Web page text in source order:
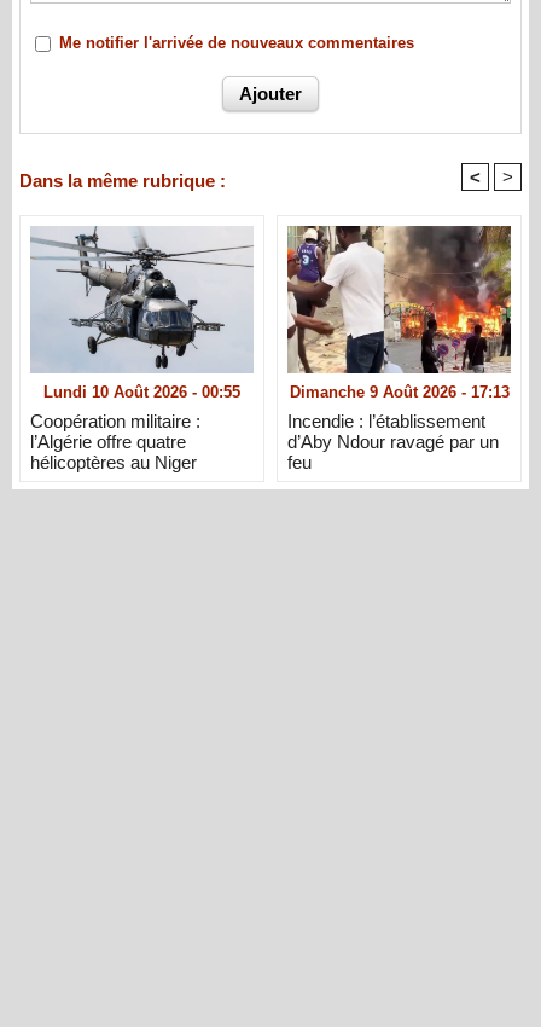
Me notifier l'arrivée de nouveaux commentaires
Dans la même rubrique : < >
Lundi 10 Août 2026 - 00:55
Coopération militaire :
l’Algérie offre quatre
hélicoptères au Niger
Dimanche 9 Août 2026 - 17:13
Incendie : l’établissement
d’Aby Ndour ravagé par un
feu